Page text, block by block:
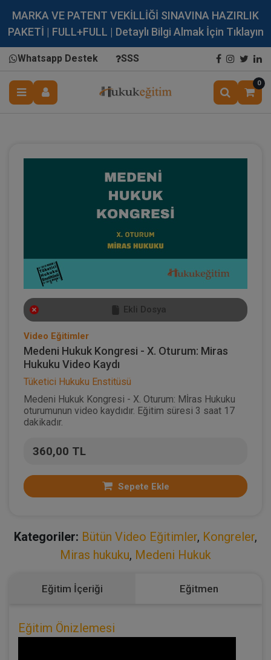
MARKA VE PATENT VEKİLLİĞİ SINAVINA HAZIRLIK
PAKETİ | FULL+FULL | Detaylı Bilgi Almak İçin Tıklayın
Whatsapp Destek SSS
0
Ekli Dosya
Video Eğitimler
Medeni Hukuk Kongresi - X. Oturum: Miras
Hukuku Video Kaydı
Tüketici Hukuku Enstitüsü
Medeni Hukuk Kongresi - X. Oturum: Mİras Hukuku
oturumunun video kaydıdır. Eğitim süresi 3 saat 17
dakikadır.
360,00 TL
Sepete Ekle
Kategoriler: Bütün Video Eğitimler, Kongreler,
Miras hukuku, Medeni Hukuk
Eğitim İçeriği Eğitmen
Eğitim Önizlemesi